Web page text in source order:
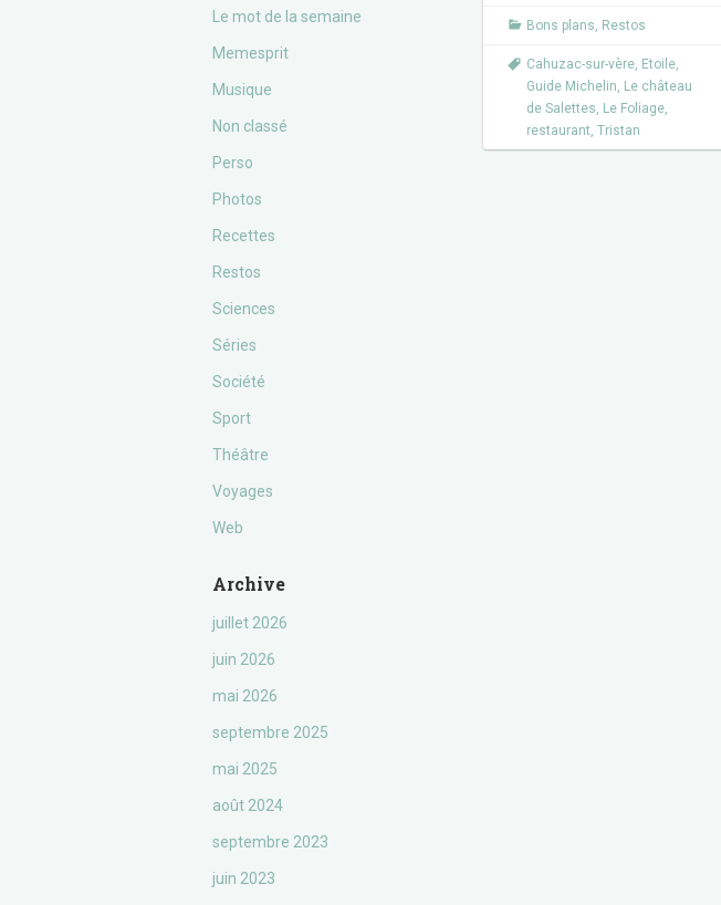
Le mot de la semaine
Memesprit
Musique
Non classé
Perso
Photos
Recettes
Restos
Sciences
Séries
Société
Sport
Théâtre
Voyages
Web
Archive
juillet 2026
juin 2026
mai 2026
septembre 2025
mai 2025
août 2024
septembre 2023
juin 2023
Bons plans, Restos
Cahuzac-sur-vère, Etoile,
Guide Michelin, Le château
de Salettes, Le Foliage,
restaurant, Tristan